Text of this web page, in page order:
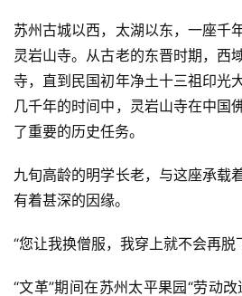
苏州古城以西，太湖以东，一座千
灵岩山寺。从古老的东晋时期，西
寺，直到民国初年净土十三祖印光
几千年的时间中，灵岩山寺在中国
了重要的历史任务。
九旬高龄的明学长老，与这座承载
有着甚深的因缘。
“您让我换僧服，我穿上就不会再脱
“文革”期间在苏州太平果园“劳动